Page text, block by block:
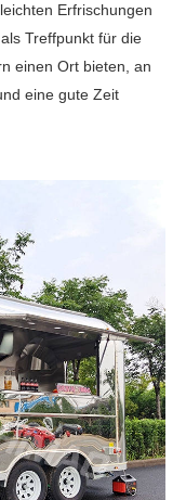
Erfrischungen
Treffpunkt für die
einen Ort bieten, an
eine gute Zeit